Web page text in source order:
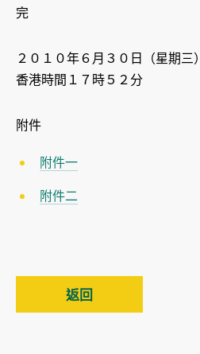
完
２０１０年６月３０日（星期三）
香港時間１７時５２分
附件
附件一
附件二
返回